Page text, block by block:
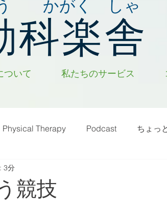
う かがく しゃ
科楽舎
ついて 私たちのサービス
Physical Therapy Podcast ちょっ
他
競技
3分